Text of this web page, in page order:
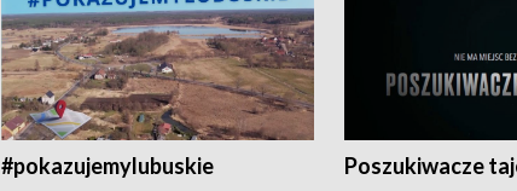
#pokazujemylubuskie Poszukiwacze